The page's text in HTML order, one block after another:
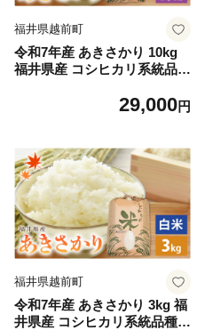
福井県越前町
令和7年産 あきさかり 10kg
福井県産 コシヒカリ系統品種
0キロ】 [e30-b013]29,000円
福井県越前町
令和7年産 あきさかり 3kg 福
井県産 コシヒカリ系統品種